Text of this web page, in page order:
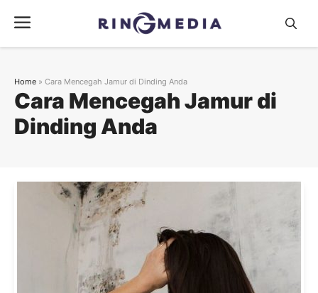
isi
Menu
Cara Mencegah Jamur di
Dinding Anda
Home » Cara Mencegah Jamur di Dinding Anda